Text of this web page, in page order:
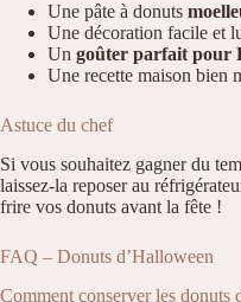
Une pâte à donuts
Une décoration facile et
Un goûter parfait pour
Une recette maison bien
Astuce du chef
Si vous souhaitez gagner du
laissez-la reposer au
frire vos donuts avant la fête !
FAQ – Donuts d’Halloween
Comment conserver les donuts